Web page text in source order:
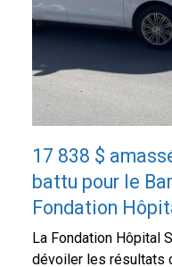
17 838 $
battu pour le
Fondation
La Fondation Hôpital
dévoiler les résultats